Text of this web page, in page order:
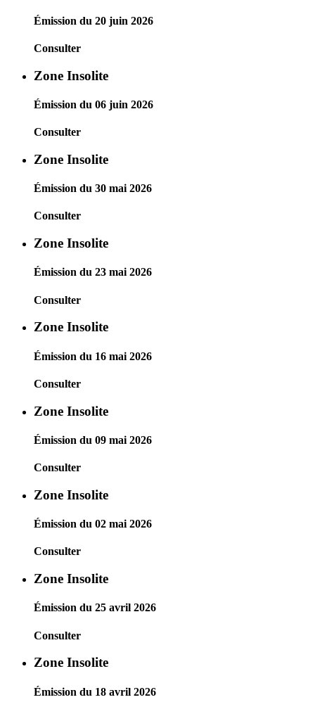
Émission du 20 juin 2026
Consulter
Zone Insolite
Émission du 06 juin 2026
Consulter
Zone Insolite
Émission du 30 mai 2026
Consulter
Zone Insolite
Émission du 23 mai 2026
Consulter
Zone Insolite
Émission du 16 mai 2026
Consulter
Zone Insolite
Émission du 09 mai 2026
Consulter
Zone Insolite
Émission du 02 mai 2026
Consulter
Zone Insolite
Émission du 25 avril 2026
Consulter
Zone Insolite
Émission du 18 avril 2026